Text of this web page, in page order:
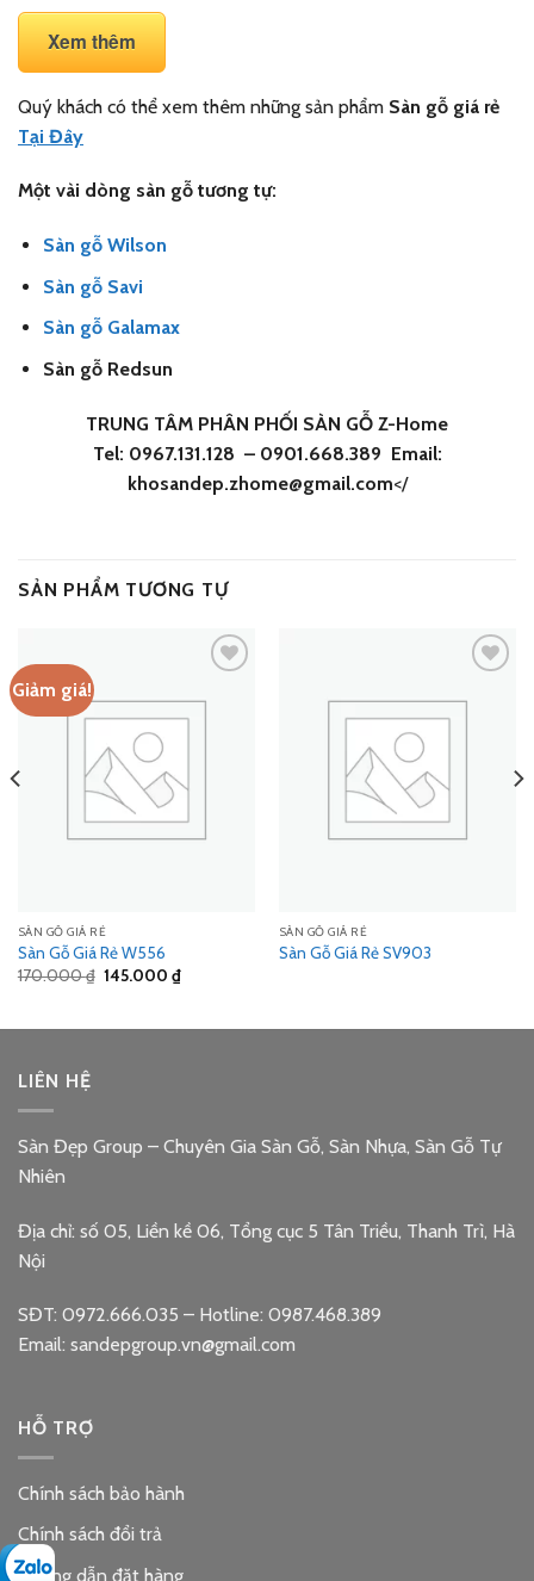
Xem thêm
Quý khách có thể xem thêm những sản phẩm Sàn gỗ giá rẻ
Tại Đây
Một vài dòng sàn gỗ tương tự:
Sàn gỗ Wilson
Sàn gỗ Savi
Sàn gỗ Galamax
Sàn gỗ Redsun
TRUNG TÂM PHÂN PHỐI SÀN GỖ Z-Home
Tel: 0967.131.128 – 0901.668.389 Email:
khosandep.zhome@gmail.com</
SẢN PHẨM TƯƠNG TỰ
Giảm giá!
SÀN GỖ GIÁ RẺ
Sàn Gỗ Giá Rẻ W556
170.000₫ Giá
145.000 ₫Giá
hiện
SÀN GỖ GIÁ RẺ
Sàn Gỗ Giá Rẻ SV903
LIÊN HỆ
Sàn Đẹp Group – Chuyên Gia Sàn Gỗ, Sàn Nhựa, Sàn Gỗ Tự
Nhiên
Địa chỉ: số 05, Liền kề 06, Tổng cục 5 Tân Triều, Thanh Trì, Hà
Nội
SĐT: 0972.666.035 – Hotline: 0987.468.389
Email: sandepgroup.vn@gmail.com
HỖ TRỢ
Chính sách bảo hành
Chính sách đổi trả
Hướng dẫn đặt hàng